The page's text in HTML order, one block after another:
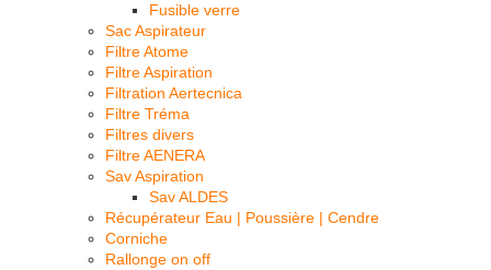
Fusible verre
Sac Aspirateur
Filtre Atome
Filtre Aspiration
Filtration Aertecnica
Filtre Tréma
Filtres divers
Filtre AENERA
Sav Aspiration
Sav ALDES
Récupérateur Eau | Poussière | Cendre
Corniche
Rallonge on off